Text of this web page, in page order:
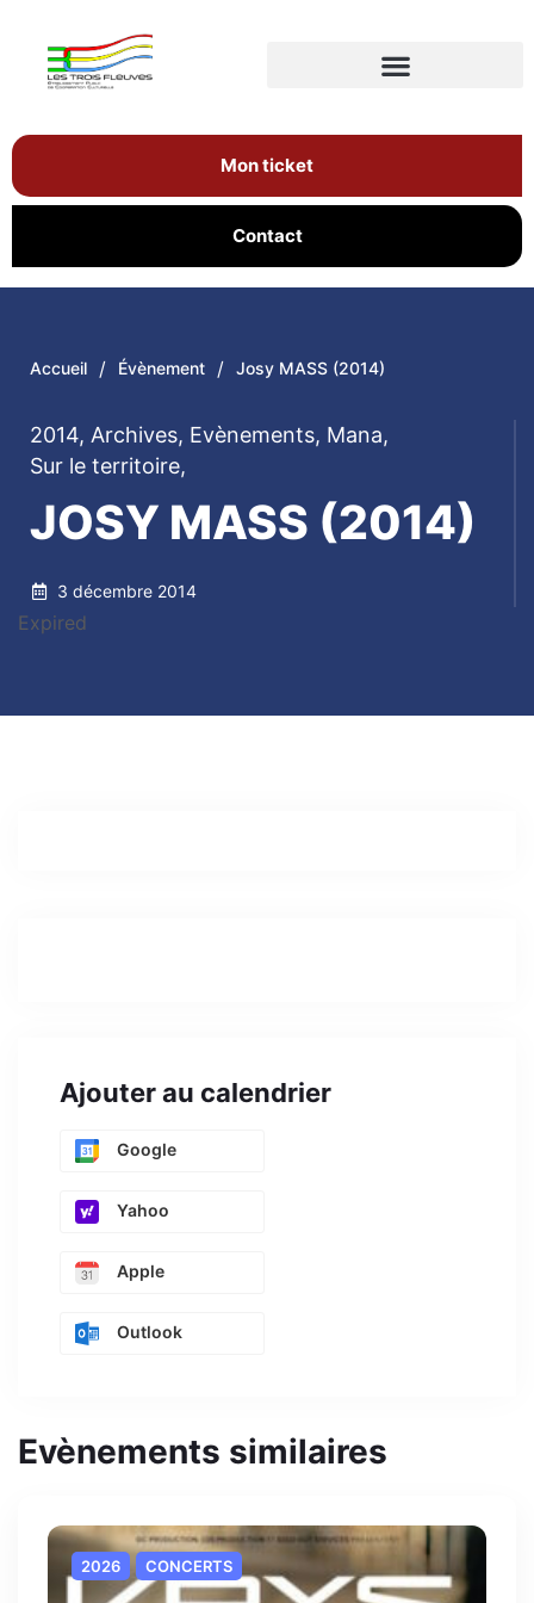
Mon ticket
Contact
Accueil / Évènement / Josy MASS (2014)
2014, Archives, Evènements, Mana,
Sur le territoire,
JOSY MASS (2014)
3 décembre 2014
Expired
Ajouter au calendrier
Google
Yahoo
Apple
Outlook
Evènements similaires
2026 CONCERTS